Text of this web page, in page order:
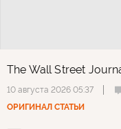
The Wall Street
10 августа 2026 05:37
ОРИГИНАЛ СТАТЬИ